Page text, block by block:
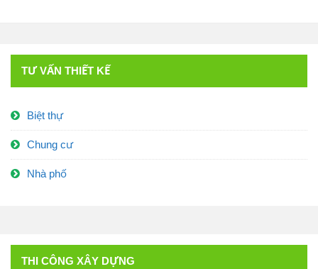
TƯ VẤN THIẾT KẾ
Biệt thự
Chung cư
Nhà phố
THI CÔNG XÂY DỰNG